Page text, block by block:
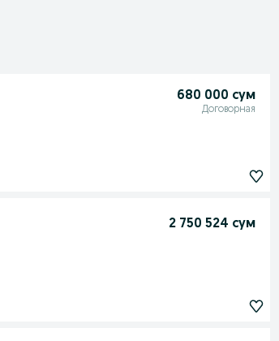
680 000 сум
Договорная
2 750 524 сум